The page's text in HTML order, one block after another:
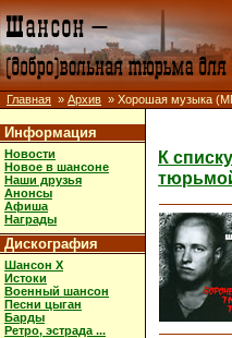
Главная » Архив » Хорошая музыка
Информация
Новости
Новое в шансоне
Наши друзья
Анонсы
Афиша
Награды
Дискография
Шансон X
Истоки
Военный шансон
Песни цыган
Барды
Ретро, эстрада ...
К